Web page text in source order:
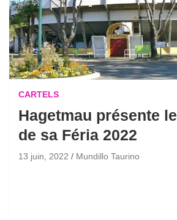
CARTELS
Hagetmau présente
de sa Féria 2022
13 juin, 2022 Mundillo Taurino